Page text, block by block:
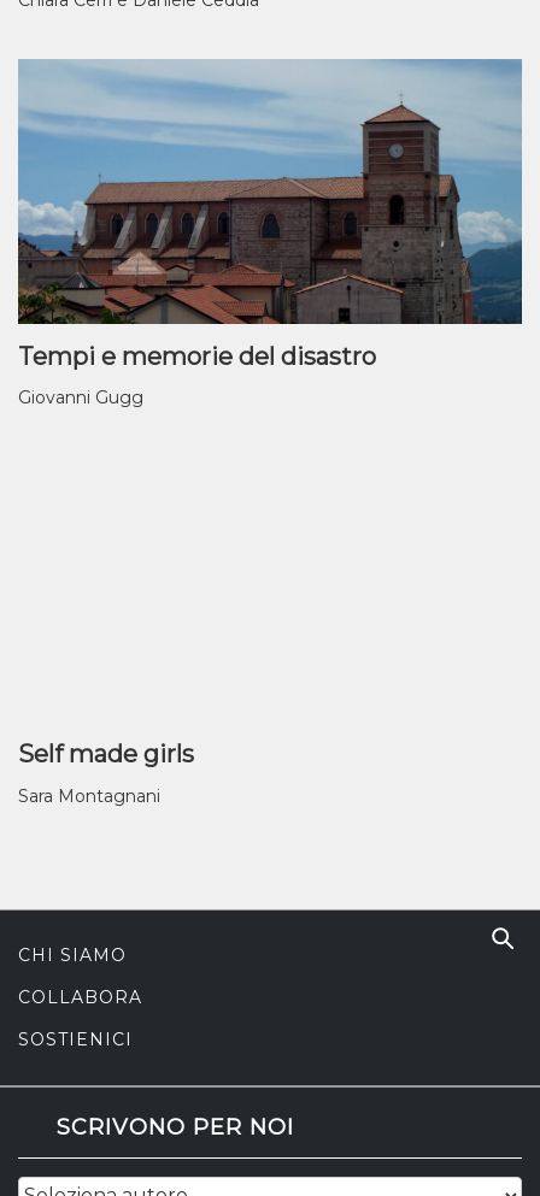
Tempi e memorie del disastro
Giovanni Gugg
Self made girls
Sara Montagnani
CHI SIAMO
COLLABORA
SOSTIENICI
SCRIVONO PER NOI